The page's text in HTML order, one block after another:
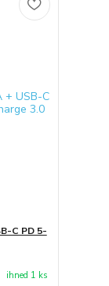
C PD 5-
ihned 1 ks